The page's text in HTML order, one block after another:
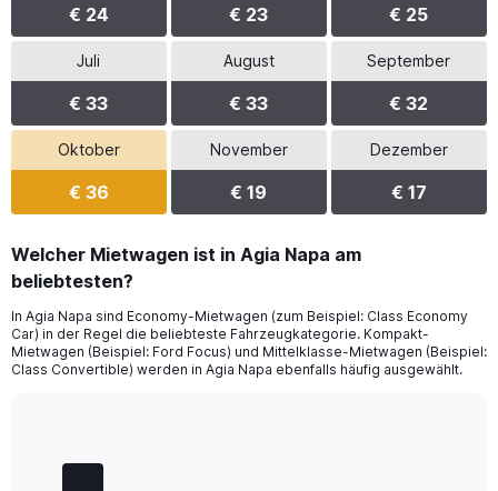
€ 24 € 23 € 25
Juli
€ 33
August
€ 33
September
€ 32
Oktober
€ 36
November
€ 19
Dezember
€ 17
Welcher Mietwagen ist in Agia Napa am
beliebtesten?
In Agia Napa sind Economy-Mietwagen (zum Beispiel: Class Economy
Car) in der Regel die beliebteste Fahrzeugkategorie. Kompakt-
Mietwagen (Beispiel: Ford Focus) und Mittelklasse-Mietwagen (Beispiel:
Class Convertible) werden in Agia Napa ebenfalls häufig ausgewählt.